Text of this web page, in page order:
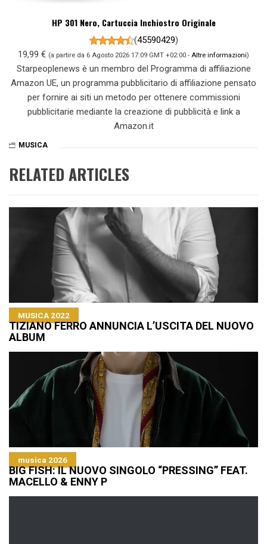
HP 301 Nero, Cartuccia Inchiostro Originale
(45590429)
19,99 € (a partire da 6 Agosto 2026 17:09 GMT +02:00 - Altre informazioni)
Starpeoplenews è un membro del Programma di affiliazione
Amazon UE, un programma pubblicitario di affiliazione pensato
per fornire ai siti un metodo per ottenere commissioni
pubblicitarie mediante la creazione di pubblicità e link a
Amazon.it
MUSICA
RELATED ARTICLES
MUSICA 2022
TIZIANO FERRO ANNUNCIA L’USCITA DEL NUOVO
ALBUM
musica 2026
BIG FISH: IL NUOVO SINGOLO “PRESSING” FEAT.
MACELLO & ENNY P